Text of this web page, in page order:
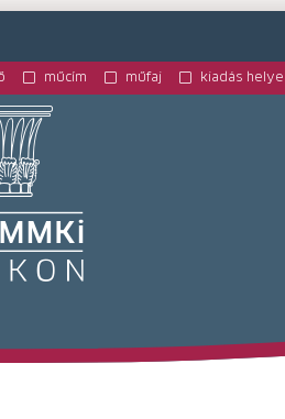
műcím műfaj kiadás helye